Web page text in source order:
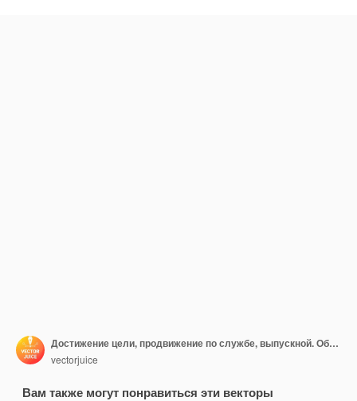
Достижение цели, продвижение по службе, выпускной. Образовательная траектория, образовательная стратегия капитала, определяют вашу концепцию образовательного пути.
vectorjuice
Вам также могут понравиться эти векторы